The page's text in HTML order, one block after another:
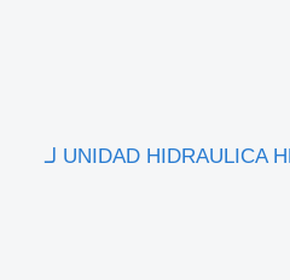
نظام قلاب UNIDAD HIDRAULICA HELGESEN OTRO لـ